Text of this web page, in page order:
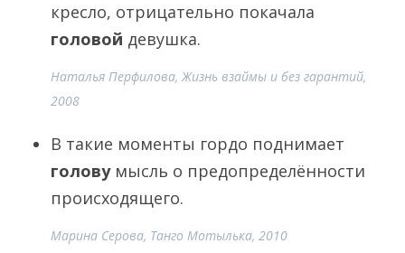
кресло, отрицательно покачала
головой девушка.
Наталья Перфилова, Жизнь взаймы и без гарантий,
2008
В такие моменты гордо поднимает
головумысль о предопределённости
происходящего.
Марина Серова, Танго Мотылька, 2010